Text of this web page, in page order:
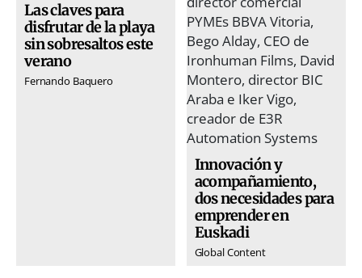
Las claves para
disfrutar de la playa
sin sobresaltos este
verano
Fernando Baquero
Innovación y
acompañamiento,
dos necesidades para
emprender en
Euskadi
Global Content